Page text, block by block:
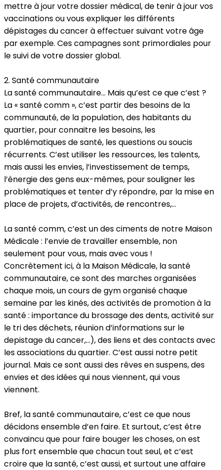
mettre à jour votre dossier médical, de tenir à jour vos
vaccinations ou vous expliquer les différents
dépistages du cancer à effectuer suivant votre âge
par exemple. Ces campagnes sont primordiales pour
le suivi de votre dossier global.
2. Santé communautaire
La santé communautaire... Mais qu’est ce que c’est ?
La « santé comm », c’est partir des besoins de la
communauté, de la population, des habitants du
quartier, pour connaitre les besoins, les
problématiques de santé, les questions ou soucis
récurrents. C’est utiliser les ressources, les talents,
mais aussi les envies, l’investissement de temps,
l’énergie des gens eux-mêmes, pour souligner les
problématiques et tenter d’y répondre, par la mise en
place de projets, d’activités, de rencontres,…
La santé comm, c’est un des ciments de notre Maison
Médicale : l’envie de travailler ensemble, non
seulement pour vous, mais avec vous !
Concrètement ici, à la Maison Médicale, la santé
communautaire, ce sont des marches organisées
chaque mois, un cours de gym organisé chaque
semaine par les kinés, des activités de promotion à la
santé : importance du brossage des dents, activité sur
le tri des déchets, réunion d’informations sur le
depistage du cancer,…), des liens et des contacts avec
les associations du quartier. C’est aussi notre petit
journal. Mais ce sont aussi des rêves en suspens, des
envies et des idées qui nous viennent, qui vous
viennent.
Bref, la santé communautaire, c’est ce que nous
décidons ensemble d’en faire. Et surtout, c’est être
convaincu que pour faire bouger les choses, on est
plus fort ensemble que chacun tout seul, et c’est
croire que la santé, c’est aussi, et surtout une affaire